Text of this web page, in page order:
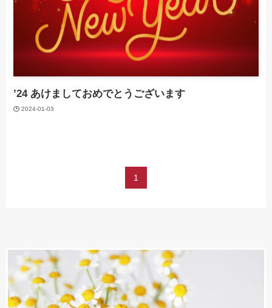
’24 あけましておめでとうございます
2024-01-03
1